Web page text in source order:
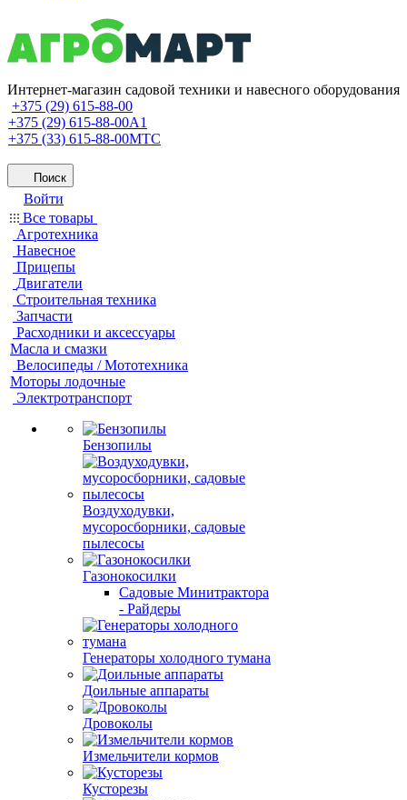
Интернет-магазин садовой техники и навесного оборудования
+375 (29) 615-88-00
+375 (29) 615-88-00A1
+375 (33) 615-88-00МТС
Поиск
Войти
Все товары
Агротехника
Навесное
Прицепы
Двигатели
Строительная техника
Запчасти
Расходники и аксессуары
Масла и смазки
Велосипеды / Мототехника
Моторы лодочные
Электротранспорт
Бензопилы
Воздуходувки,
мусоросборники, cадовые
пылесосы
Газонокосилки
Садовые Минитрактора
- Райдеры
Генераторы холодного тумана
Доильные аппараты
Дровоколы
Измельчители кормов
Кусторезы